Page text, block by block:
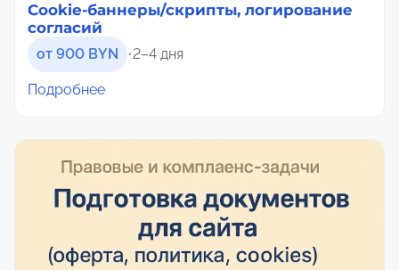
Cookie-баннеры/скрипты, логирование
согласий
от 900 BYN •2–4 дня
Подробнее